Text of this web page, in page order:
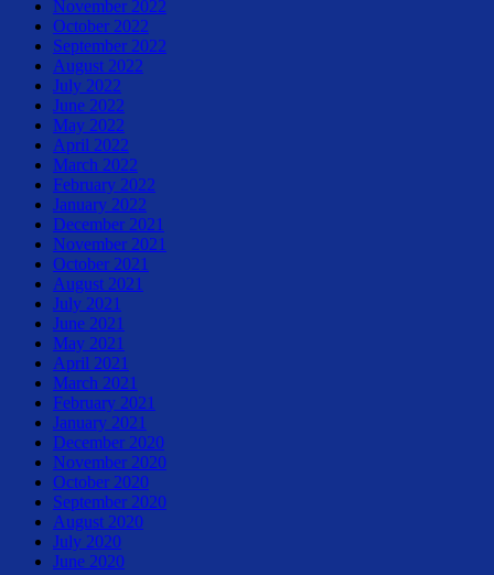
November 2022
October 2022
September 2022
August 2022
July 2022
June 2022
May 2022
April 2022
March 2022
February 2022
January 2022
December 2021
November 2021
October 2021
August 2021
July 2021
June 2021
May 2021
April 2021
March 2021
February 2021
January 2021
December 2020
November 2020
October 2020
September 2020
August 2020
July 2020
June 2020